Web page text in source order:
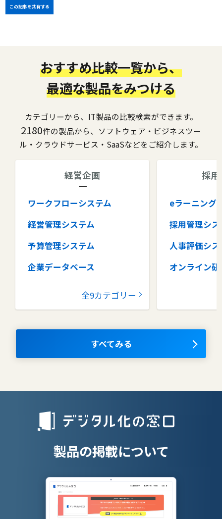
この記事を共有する
おすすめ比較一覧から、
最適な製品をみつける
カテゴリーから、IT製品の比較検索ができます。
2180件の製品から、ソフトウェア・ビジネスツー
ル・クラウドサービス・SaaSなどをご紹介します。
経営企画
ワークフローシステム
経営管理システム
予算管理システム
企業データベース
コラボレーションツール
ナレッジマネジメントツール
全9カテゴリー
採
eラーニング
採用管理シス
人事評価シス
オンライン研
タレントマ
OKRツール
授業支援シス
すべてみる
製品の掲載について